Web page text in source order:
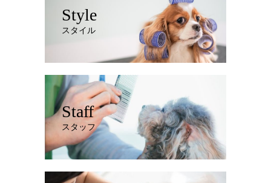
Style
スタイル
Staff
スタッフ